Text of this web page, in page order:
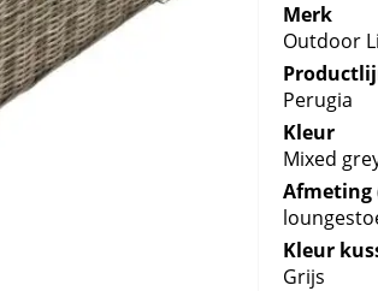
Merk
Outdoor
Perugia
Kleur
Mixed
Afmeting
Kleur
Grijs